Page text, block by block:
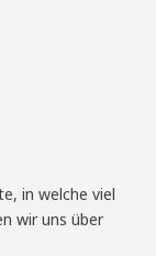
in welche viel
wir uns über